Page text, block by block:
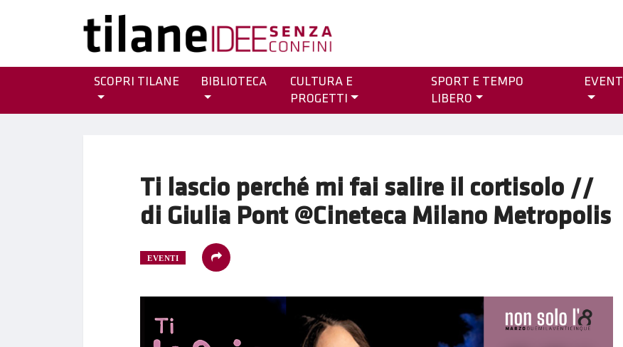
SCOPRI TILANE BIBLIOTECA
CULTURA E
PROGETTI
SPORT E TEMPO
LIBERO
EVENTI
Ti lascio perché mi fai salire il cortisolo //
di Giulia Pont @Cineteca Milano Metropolis
EVENTI